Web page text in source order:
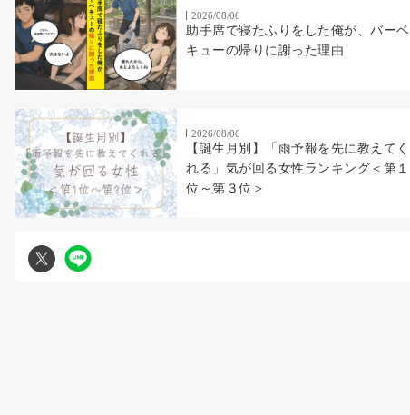
2026/08/06
助手席で寝たふりをした俺が、バーベ
キューの帰りに謝った理由
2026/08/06
【誕生月別】「雨予報を先に教えてく
れる」気が回る女性ランキング＜第１
位～第３位＞